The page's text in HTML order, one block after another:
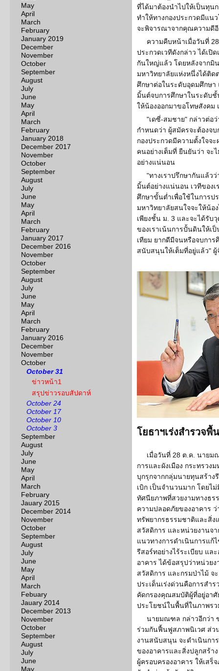
May
April
March
February
January 2019
December
November
October
September
August
July
June
May
April
March
February
January 2018
December 2017
November
October
September
August
July
June
May
April
March
February
January 2017
December 2016
November
October
September
August
July
June
May
April
March
February
January 2016
December
November
October
October 31
ข่าวหน้า1
สรุปข่าวรอบสัปดาห์
October 24
October 17
October 10
October 3
September
August
July
June
May
April
March
February
Jauary 2015
December 2014
November
October
September
August
July
June
May
April
March
Febuary
Jauary 2014
December 2013
November
October
September
August
July
June
May
ที่ได้มาต้องนำไปให้เป็นทุน
ทำให้ทางกองประกวดมีแน
จะพิจารณาจากคุณความดี
ความคืบหน้าเมื่อวันที่
ประกวดเวทีดังกล่าว ได้เปิ
กันใหญ่แล้ว โดยหลังจากมิ
มหาวิทยาลัยแห่งหนึ่งได้ติด
ศึกษาต่อในระดับอุดมศึกษา
มิ้นต์จบการศึกษาในระดับ
ให้น้องออกมาขอโทษสังคม
"เดซี่-สมชาย" กล่าวต่อ
กำหนดว่า ผู้สมัครจะต้องจ
กองประกวดมีความตั้งใจจ
คนอย่างเต็มที่ ยืนยันว่า จะ
อย่างแน่นอน
"ทางเราปรึกษากันแล้ว
มิ้นต์อย่างแน่นอน เวทีของ
ศึกษาขั้นต่ำเพื่อใช้ในการป
มหาวิทยาลัยสนใจจะให้น้อ
เพียงชั้น ม. 3 และจะได้รับ
ของเราเน้นการปั้นดินให้เ
เทียม ยากดีมีจนหรือจบการ
สนับสนุนให้เต็มที่อยู่แล้ว" ผู้
โยธาฯเร่งสำรวจ
เมื่อวันที่ 28 ต.ค. นายม
การและผังเมือง กระทรว
บุกรุกจากกลุ่มนายทุนสร้าง
เบิก เป็นจำนวนมาก โดยไ
ทัศนียภาพที่สวยงามทางธร
ความปลอดภัยของอาคาร ว่
ทรัพยากรธรรมชาติและสิ่
สวัสดิการ และหน่วยงานจ
แนวทางการดำเนินการแก้
รีสอร์ทอย่างไร้ระเบียบ แล
อาคาร ได้ข้อสรุปว่าหน่วย
สวัสดิการ และกรมป่าไม้ จ
ประเด็นเร่งด่วนคือการสำ
คัดกรองคุณสมบัติผู้ที่อยู่อาศั
ประโยชน์ในพื้นที่ในภาพรว
นายมณฑล กล่าวอีกว่า
ร่วมกันฟื้นฟูสภาพนิเวศ ส่ว
งานสนับสนุน จะดำเนินกา
ของอาคารและสิ่งปลูกสร้า
ผู้ครอบครองอาคาร ให้เส